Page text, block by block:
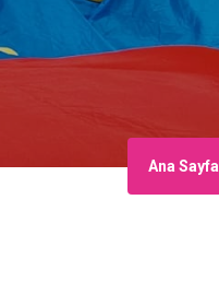
Ana Sayfa